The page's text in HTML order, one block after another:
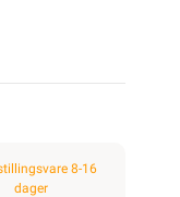
8-16
dager